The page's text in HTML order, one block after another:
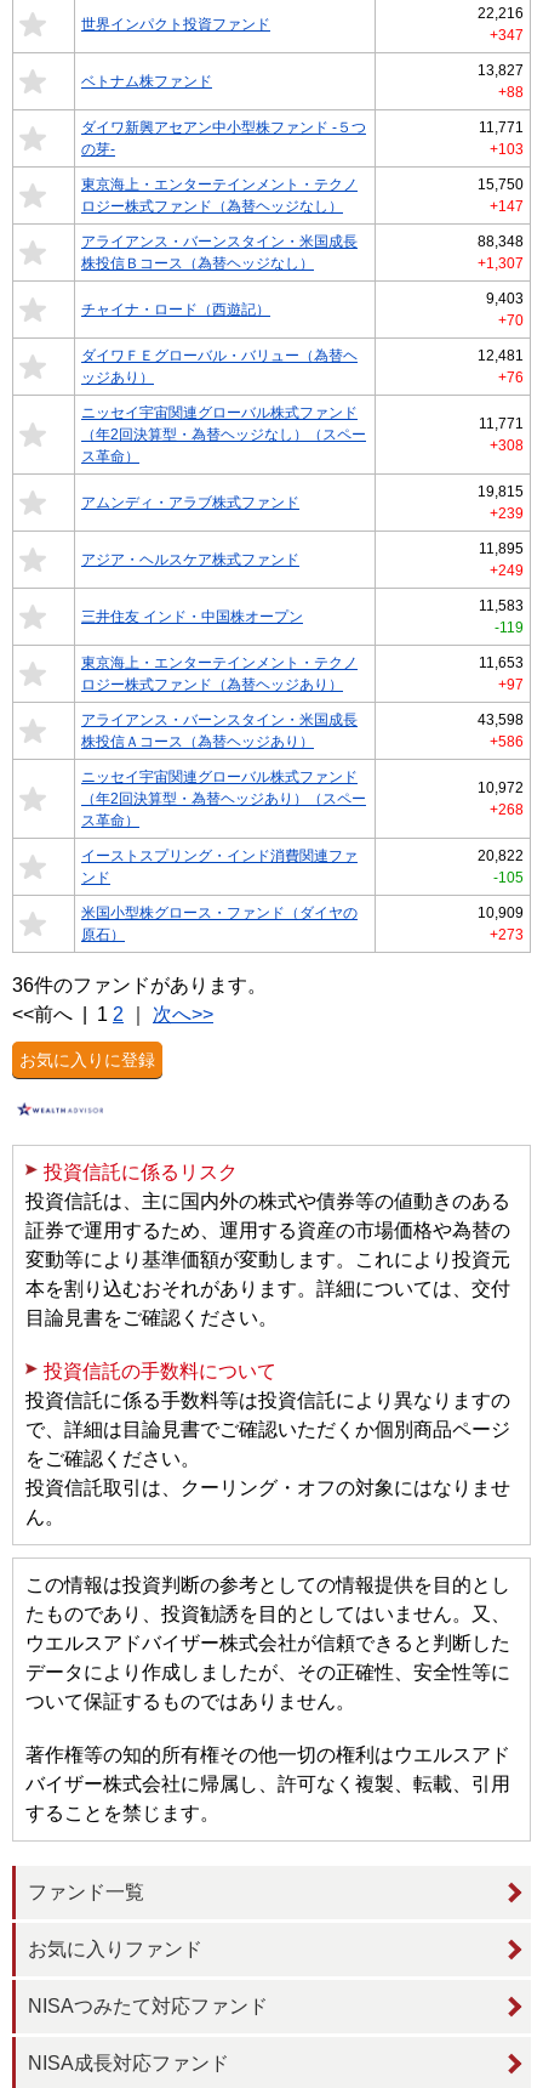
世界インパクト投資ファンド
22,216
+347
ベトナム株ファンド
13,827
+88
ダイワ新興アセアン中小型株ファンド -５つ
の芽-
11,771
+103
東京海上・エンターテインメント・テクノ
ロジー株式ファンド（為替ヘッジなし）
15,750
+147
アライアンス・バーンスタイン・米国成長
株投信Ｂコース（為替ヘッジなし）
88,348
+1,307
チャイナ・ロード（西遊記）
9,403
+70
ダイワＦＥグローバル・バリュー（為替ヘ
ッジあり）
12,481
+76
ニッセイ宇宙関連グローバル株式ファンド
（年2回決算型・為替ヘッジなし）（スペー
ス革命）
11,771
+308
アムンディ・アラブ株式ファンド
19,815
+239
アジア・ヘルスケア株式ファンド
11,895
+249
三井住友 インド・中国株オープン
11,583
-119
東京海上・エンターテインメント・テクノ
ロジー株式ファンド（為替ヘッジあり）
11,653
+97
アライアンス・バーンスタイン・米国成長
株投信Ａコース（為替ヘッジあり）
43,598
+586
ニッセイ宇宙関連グローバル株式ファンド
（年2回決算型・為替ヘッジあり）（スペー
ス革命）
10,972
+268
イーストスプリング・インド消費関連ファ
ンド
20,822
-105
米国小型株グロース・ファンド（ダイヤの
原石）
10,909
+273
36件のファンドがあります。
<<前へ
1 2 次へ>>
お気に入りに登録
投資信託に係るリスク
投資信託は、主に国内外の株式や債券等の値動きのある
証券で運用するため、運用する資産の市場価格や為替の
変動等により基準価額が変動します。これにより投資元
本を割り込むおそれがあります。詳細については、交付
目論見書をご確認ください。
投資信託の手数料について
投資信託に係る手数料等は投資信託により異なりますの
で、詳細は目論見書でご確認いただくか個別商品ページ
をご確認ください。
投資信託取引は、クーリング・オフの対象にはなりませ
ん。
この情報は投資判断の参考としての情報提供を目的とし
たものであり、投資勧誘を目的としてはいません。又、
ウエルスアドバイザー株式会社が信頼できると判断した
データにより作成しましたが、その正確性、安全性等に
ついて保証するものではありません。
著作権等の知的所有権その他一切の権利はウエルスアド
バイザー株式会社に帰属し、許可なく複製、転載、引用
することを禁じます。
ファンド一覧
お気に入りファンド
NISAつみたて対応ファンド
NISA成長対応ファンド